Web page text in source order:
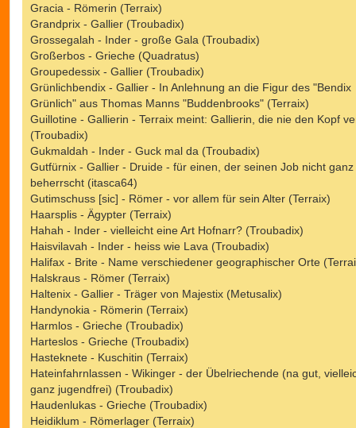
Gracia - Römerin (Terraix)
Grandprix - Gallier (Troubadix)
Grossegalah - Inder - große Gala (Troubadix)
Großerbos - Grieche (Quadratus)
Groupedessix - Gallier (Troubadix)
Grünlichbendix - Gallier - In Anlehnung an die Figur des "Bendix
Grünlich" aus Thomas Manns "Buddenbrooks" (Terraix)
Guillotine - Gallierin - Terraix meint: Gallierin, die nie den Kopf
(Troubadix)
Gukmaldah - Inder - Guck mal da (Troubadix)
Gutfürnix - Gallier - Druide - für einen, der seinen Job nicht
beherrscht (itasca64)
Gutimschuss [sic] - Römer - vor allem für sein Alter (Terraix)
Haarsplis - Ägypter (Terraix)
Hahah - Inder - vielleicht eine Art Hofnarr? (Troubadix)
Haisvilavah - Inder - heiss wie Lava (Troubadix)
Halifax - Brite - Name verschiedener geographischer Orte
Halskraus - Römer (Terraix)
Haltenix - Gallier - Träger von Majestix (Metusalix)
Handynokia - Römerin (Terraix)
Harmlos - Grieche (Troubadix)
Harteslos - Grieche (Troubadix)
Hasteknete - Kuschitin (Terraix)
Hateinfahrnlassen - Wikinger - der Übelriechende (na gut,
ganz jugendfrei) (Troubadix)
Haudenlukas - Grieche (Troubadix)
Heidiklum - Römerlager (Terraix)